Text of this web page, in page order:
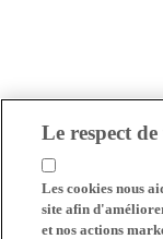
Le respect
Les cookies nous
site afin
et nos actions